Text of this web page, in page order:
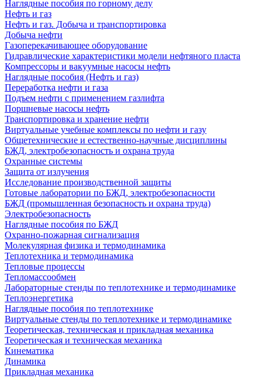
Наглядные пособия по горному делу
Нефть и газ
Нефть и газ. Добыча и транспортировка
Добыча нефти
Газоперекачивающее оборудование
Гидравлические характеристики модели нефтяного пласта
Компрессоры и вакуумные насосы нефть
Наглядные пособия (Нефть и газ)
Переработка нефти и газа
Подъем нефти с применением газлифта
Поршневые насосы нефть
Транспортировка и хранение нефти
Виртуальные учебные комплексы по нефти и газу
Общетехнические и естественно-научные дисциплины
БЖД, электробезопасность и охрана труда
Охранные системы
Защита от излучения
Исследование производственной защиты
Готовые лаборатории по БЖД, электробезопасности
БЖД (промышленная безопасность и охрана труда)
Электробезопасность
Наглядные пособия по БЖД
Охранно-пожарная сигнализация
Молекулярная физика и термодинамика
Теплотехника и термодинамика
Тепловые процессы
Тепломассообмен
Лабораторные стенды по теплотехнике и термодинамике
Теплоэнергетика
Наглядные пособия по теплотехнике
Виртуальные стенды по теплотехнике и термодинамике
Теоретическая, техническая и прикладная механика
Теоретическая и техническая механика
Кинематика
Динамика
Прикладная механика